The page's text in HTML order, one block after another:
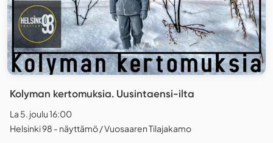
Kolyman kertomuksia. Uusintaensi-ilta
La 5. joulu 16:00
Helsinki 98 - näyttämö / Vuosaaren Tilajakamo